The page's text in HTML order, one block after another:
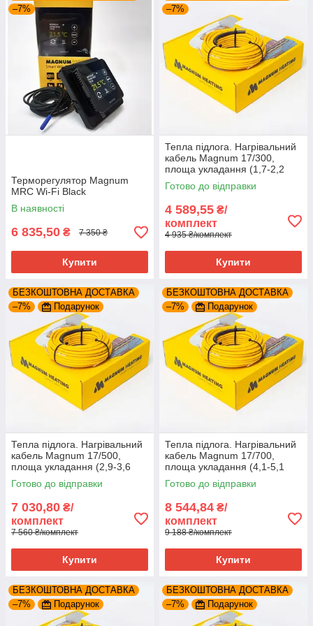
Бажаєте замовити нагрівальний кабель 17 Вт/м для підлоги з
підігрівом товщиною 7 мм з доставкою по Україні?
Ви можете замовити безмуфтовий нагрівальний провід для
теплої підлоги 17 Вт/м товщиною 7 мм онлайн
безпосередньо на нашому веб-сайті або за телефоном 067
737 55 32
–7%
Терморегулятор Magnum
MRC Wi-Fi Black
В наявності
6 835,50 ₴ 7 350 ₴
Купити
–7%
Тепла підлога. Нагрівальний
кабель Magnum 17/300,
площа укладання (1,7-2,2
м2)
Готово до відправки
4 589,55 ₴/
комплект
4 935 ₴/комплект
Купити
БЕЗКОШТОВНА ДОСТАВКА
–7%
Подарунок
Тепла підлога. Нагрівальний
кабель Magnum 17/500,
площа укладання (2,9-3,6
м2)
Готово до відправки
7 030,80 ₴/
комплект
7 560 ₴/комплект
Купити
БЕЗКОШТОВНА ДОСТАВКА
–7%
Подарунок
Тепла підлога. Нагрівальний
кабель Magnum 17/700,
площа укладання (4,1-5,1
м2)
Готово до відправки
8 544,84 ₴/
комплект
9 188 ₴/комплект
Купити
БЕЗКОШТОВНА ДОСТАВКА
–7%
Подарунок
БЕЗКОШТОВНА ДОСТАВКА
–7%
Подарунок